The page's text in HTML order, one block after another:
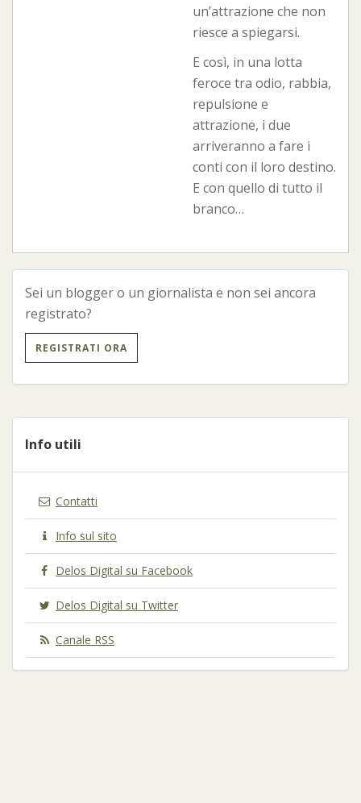
un’attrazione che non
riesce a spiegarsi.
E così, in una lotta
feroce tra odio, rabbia,
repulsione e
attrazione, i due
arriveranno a fare i
conti con il loro destino.
E con quello di tutto il
branco…
Sei un blogger o un giornalista e non sei ancora
registrato?
REGISTRATI ORA
Info utili
Contatti
Info sul sito
Delos Digital su Facebook
Delos Digital su Twitter
Canale RSS